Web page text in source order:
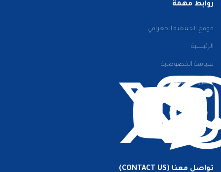
روابط مهمة
موقع الجمعية الجغرافي
الرئيسية
سياسة الخصوصية
الشروط والأحكام
تواصل معنا (CONTACT US)